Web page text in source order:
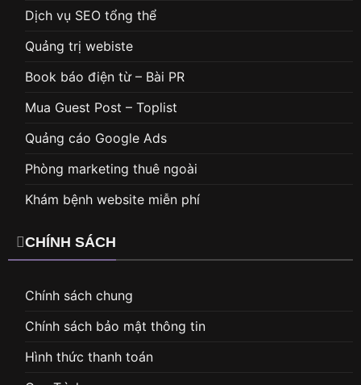
Dịch vụ SEO tổng thể
Quảng trị webiste
Book báo điện từ – Bài PR
Mua Guest Post – Toplist
Quảng cáo Google Ads
Phòng marketing thuê ngoài
Khám bệnh website miễn phí
CHÍNH SÁCH
Chính sách chung
Chính sách bảo mật thông tin
Hình thức thanh toán